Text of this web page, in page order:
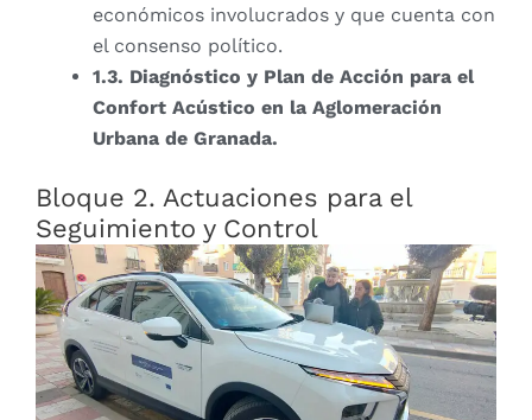
económicos involucrados y que cuenta con
el consenso político.
1.3. Diagnóstico y Plan de Acción para el
Confort Acústico en la Aglomeración
Urbana de Granada.
Bloque 2. Actuaciones para el
Seguimiento y Control